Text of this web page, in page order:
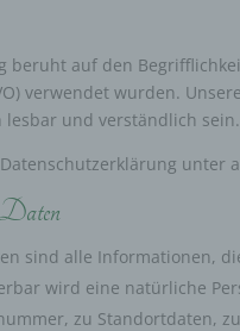
beruht auf den
verwendet wurden.
lesbar und verständlich
unter
Daten
sind alle Informationen,
wird eine natürliche
zu Standortdaten,